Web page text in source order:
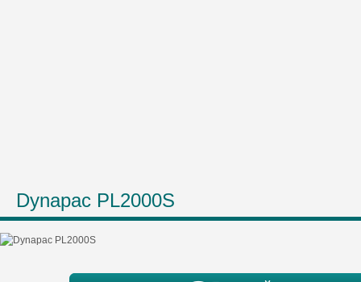
Dynapac PL2000S